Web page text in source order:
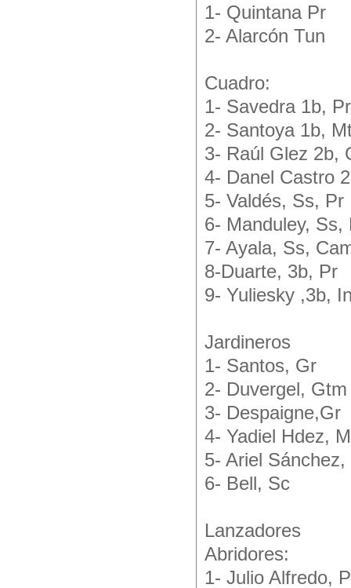
1- Quintana Pr
2- Alarcón Tun
Cuadro:
1- Savedra 1b, Pr
2- Santoya 1b,
3- Raúl Glez 2b,
4- Danel Castro
5- Valdés, Ss, Pr
6- Manduley, Ss,
7- Ayala, Ss,
8-Duarte, 3b, Pr
9- Yuliesky ,3b,
Jardineros
1- Santos, Gr
2- Duvergel, Gtm
3- Despaigne,Gr
4- Yadiel Hdez,
5- Ariel Sánchez,
6- Bell, Sc
Lanzadores
Abridores:
1- Julio Alfredo,